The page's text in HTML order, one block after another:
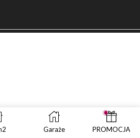
Garaże PROMOCJA